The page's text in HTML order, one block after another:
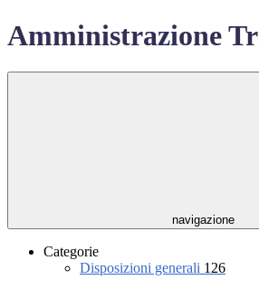
Amministrazione
navigazione
Categorie
Disposizioni generali 126